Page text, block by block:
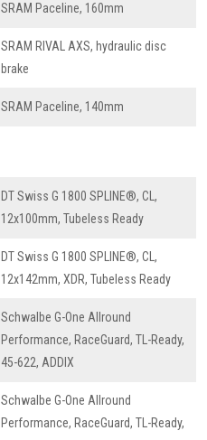
SRAM Paceline, 160mm
SRAM RIVAL AXS, hydraulic disc
brake
SRAM Paceline, 140mm
DT Swiss G 1800 SPLINE®, CL,
12x100mm, Tubeless Ready
DT Swiss G 1800 SPLINE®, CL,
12x142mm, XDR, Tubeless Ready
Schwalbe G-One Allround
Performance, RaceGuard, TL-Ready,
45-622, ADDIX
Schwalbe G-One Allround
Performance, RaceGuard, TL-Ready,